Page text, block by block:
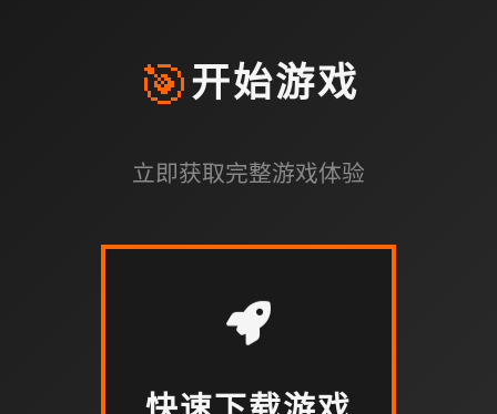
🎯开始游戏
立即获取完整游戏体验